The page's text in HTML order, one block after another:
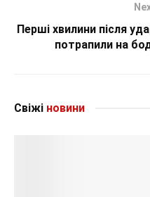
Перші хвилини після
потрапили на
Свіжі новини